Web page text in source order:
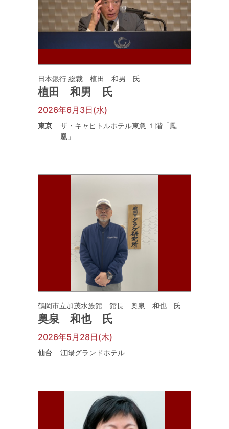
日本銀行 総裁 植田 和男 氏
植田 和男 氏
2026年6月3日(水)
東京
ザ・キャピトルホテル東急 １階「鳳
凰」
鶴岡市立加茂水族館 館長 奥泉 和也 氏
奥泉 和也 氏
2026年5月28日(木)
仙台 江陽グランドホテル